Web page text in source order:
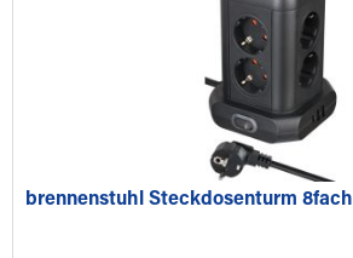
brennenstuhl Steckdosenturm 8fach